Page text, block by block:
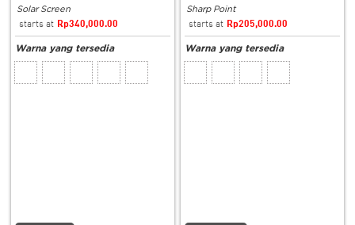
Solar Screen
Rp340,000.00
Sharp Point
Rp205,000.00